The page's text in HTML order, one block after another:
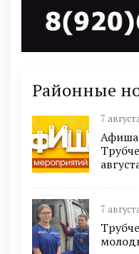
Районные
7
Афиша
7